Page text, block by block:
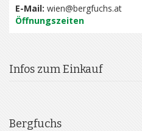
E-Mail: wien@bergfuchs.at
Öffnungszeiten
Infos zum Einkauf
Bergfuchs